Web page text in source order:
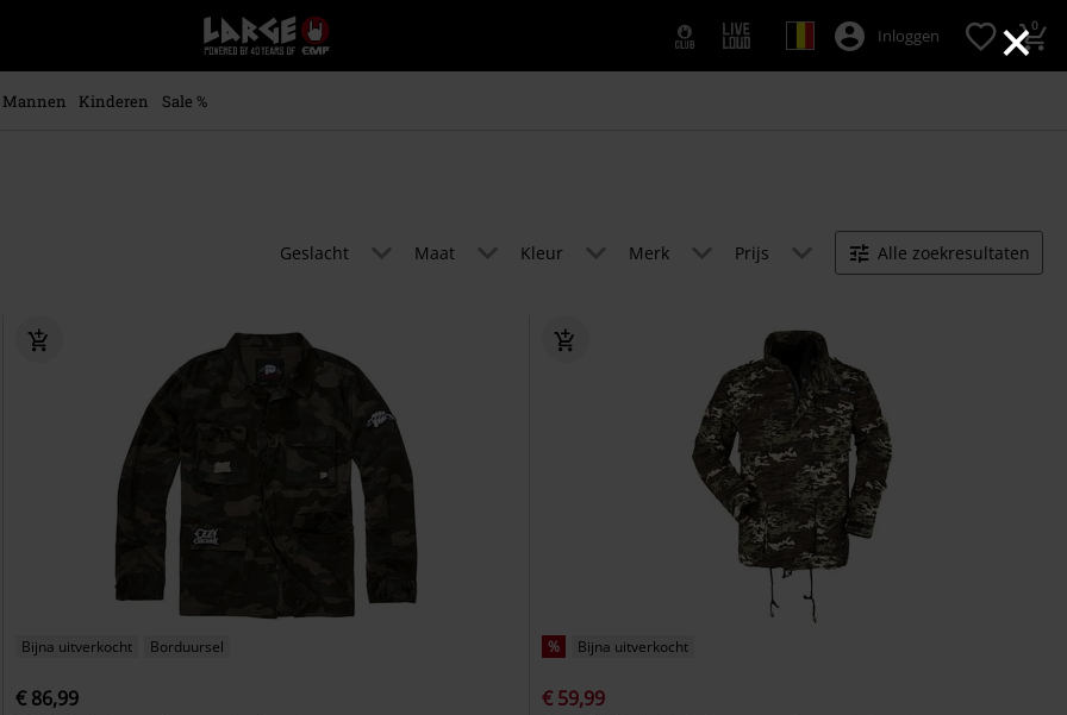
×
Large
–
Muziek-,
Inloggen 0
Mannen Kinderen Sale %
Geslacht Maat Kleur Merk Prijs Alle zoekresultaten
Bijna uitverkocht Borduursel
€ 86,99
% Bijna uitverkocht
€ 59,99